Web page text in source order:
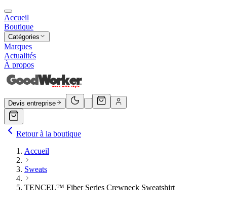
Accueil
Boutique
Catégories
Marques
Actualités
À propos
Devis entreprise
Retour à la boutique
Accueil
Sweats
TENCEL™ Fiber Series Crewneck Sweatshirt